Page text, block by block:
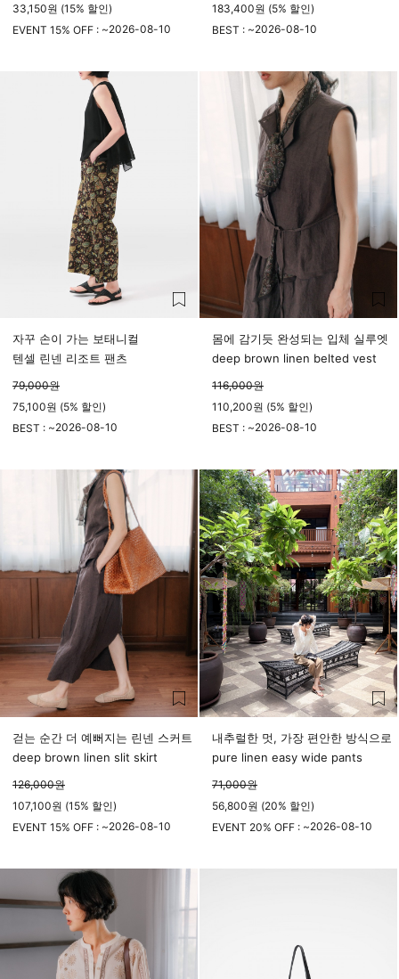
33,150원 (15% 할인)
EVENT 15% OFF : ~2026-08-10
183,400원 (5% 할인)
BEST : ~2026-08-10
자꾸 손이 가는 보태니컬
텐셀 린넨 리조트 팬츠
79,000원
75,100원 (5% 할인)
BEST : ~2026-08-10
몸에 감기듯 완성되는 입체 실루엣
deep brown linen belted vest
116,000원
110,200원 (5% 할인)
BEST : ~2026-08-10
걷는 순간 더 예뻐지는 린넨 스커트
deep brown linen slit skirt
126,000원
107,100원 (15% 할인)
EVENT 15% OFF : ~2026-08-10
내추럴한 멋, 가장 편안한 방식으로
pure linen easy wide pants
71,000원
56,800원 (20% 할인)
EVENT 20% OFF : ~2026-08-10